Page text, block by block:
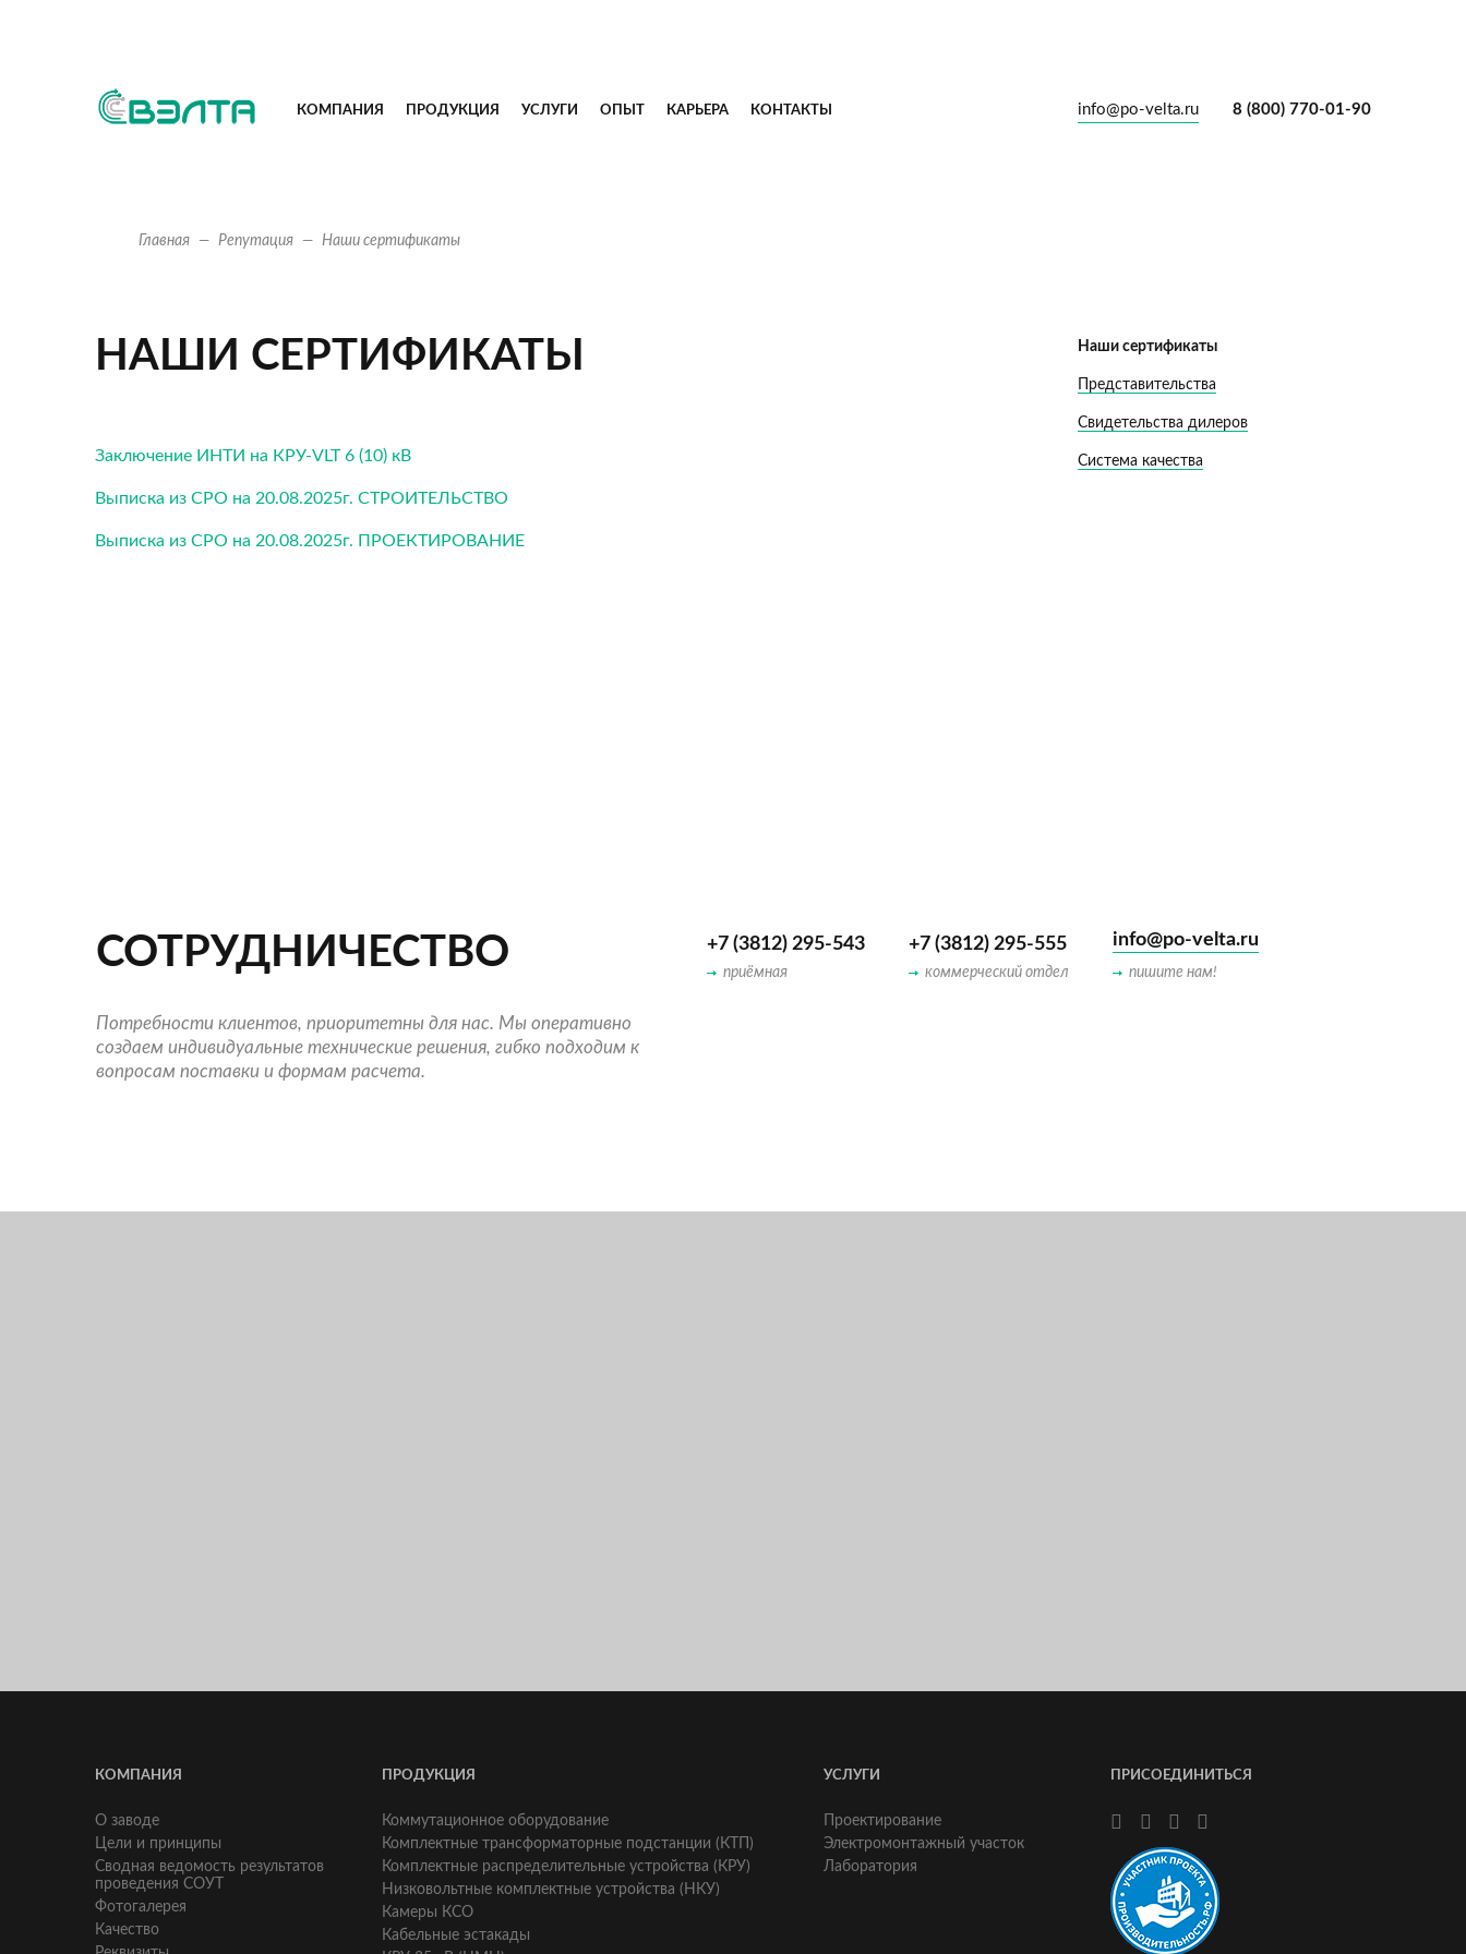
КОМПАНИЯ ПРОДУКЦИЯ УСЛУГИ ОПЫТ КАРЬЕРА КОНТАКТЫ 8 (800) 770-01-90
info@po-velta.ru
Главная Репутация Наши сертификаты
НАШИ СЕРТИФИКАТЫ
Заключение ИНТИ на КРУ-VLT 6 (10) кВ
Выписка из СРО на 20.08.2025г. СТРОИТЕЛЬСТВО
Выписка из СРО на 20.08.2025г. ПРОЕКТИРОВАНИЕ
Наши сертификаты
Представительства
Свидетельства дилеров
Система качества
СОТРУДНИЧЕСТВО
Потребности клиентов, приоритетны для нас. Мы оперативно
создаем индивидуальные технические решения, гибко подходим к
вопросам поставки и формам расчета.
+7 (3812) 295-543
приёмная
+7 (3812) 295-555
коммерческий отдел
info@po-velta.ru
пишите нам!
КОМПАНИЯ
О заводе
Цели и принципы
Сводная ведомость результатов
проведения СОУТ
Фотогалерея
Качество
ПРОДУКЦИЯ
Коммутационное оборудование
Комплектные трансформаторные подстанции (КТП)
Комплектные распределительные устройства (КРУ)
Низковольтные комплектные устройства (НКУ)
Камеры КСО
Кабельные эстакады
УСЛУГИ
Проектирование
Электромонтажный участок
Лаборатория
ПРИСОЕДИНИТЬСЯ